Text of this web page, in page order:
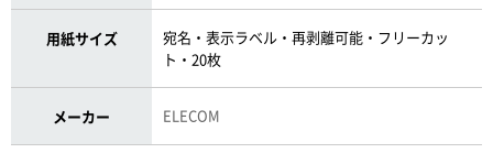
用紙サイズ
宛名・表示ラベル・再剥離可能・フリーカッ
ト・20枚
メーカー ELECOM